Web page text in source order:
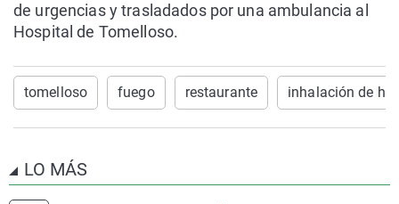
de urgencias y trasladados por una ambulancia al
Hospital de Tomelloso.
tomelloso fuego restaurante inhalación de
LO MÁS